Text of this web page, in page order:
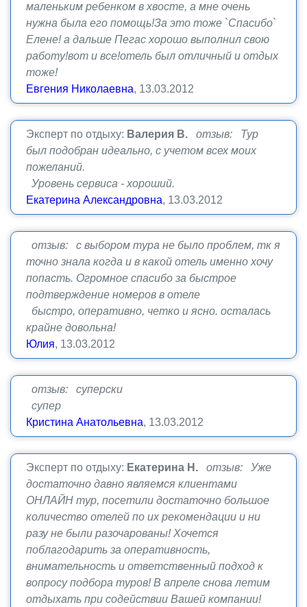
маленьким ребенком в хвосте, а мне очень
нужна была его помощь!За это тоже `Спасибо`
Елене! а дальше Пегас хорошо выполнил свою
работу!вот и все!отель был отличный и отдых
тоже!
Евгения Николаевна, 13.03.2012
Эксперт по отдыху: Валерия В.
отзыв: Тур
был подобран идеально, с учетом всех моих
пожеланий.
Уровень сервиса - хороший.
Екатерина Александровна, 13.03.2012
отзыв: с выбором тура не было проблем, тк я
точно знала когда и в какой отель именно хочу
попасть. Огромное спасибо за быстрое
подтверждение номеров в отеле
быстро, оперативно, четко и ясно. осталась
крайне довольна!
Юлия, 13.03.2012
отзыв: суперски
супер
Кристина Анатольевна, 13.03.2012
Эксперт по отдыху: Екатерина Н.
отзыв: Уже
достаточно давно являемся клиентами
ОНЛАЙН тур, посетили достаточно большое
количество отелей по их рекомендации и ни
разу не были разочарованы! Хочется
поблагодарить за оперативность,
внимательность и ответственный подход к
вопросу подбора туров! В апреле снова летим
отдыхать при содействии Вашей компании!